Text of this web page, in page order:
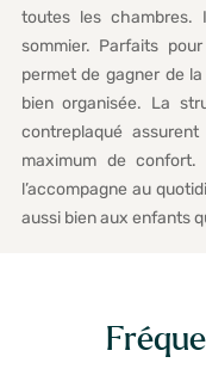
toutes les chambres.
sommier. Parfaits
permet de gagner de
bien organisée. La
contreplaqué
maximum de
l’accompagne au
aussi bien aux enfants